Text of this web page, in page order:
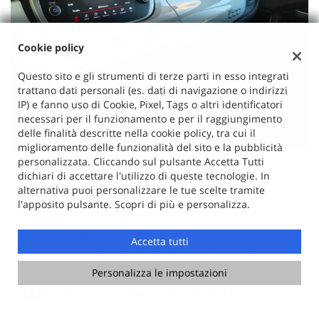
Cookie policy
Questo sito e gli strumenti di terze parti in esso integrati
trattano dati personali (es. dati di navigazione o indirizzi
IP) e fanno uso di Cookie, Pixel, Tags o altri identificatori
necessari per il funzionamento e per il raggiungimento
delle finalità descritte nella cookie policy, tra cui il
miglioramento delle funzionalità del sito e la pubblicità
personalizzata. Cliccando sul pulsante Accetta Tutti
dichiari di accettare l'utilizzo di queste tecnologie. In
alternativa puoi personalizzare le tue scelte tramite
l'apposito pulsante. Scopri di più e personalizza.
Accetta tutti
Personalizza le impostazioni